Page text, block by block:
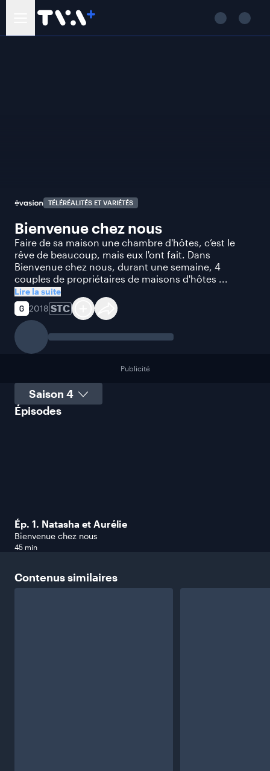
TÉLÉRÉALITÉS ET VARIÉTÉS
Bienvenue chez nous
Faire de sa maison une chambre d'hôtes, c’est le
rêve de beaucoup, mais eux l'ont fait. Dans
Bienvenue chez nous, durant une semaine, 4
couples de propriétaires de maisons d'hôtes ...
Lire la suite
2018 STC
Publicité
Sélectionner une saison
Épisodes
Ép. 1. Natasha et Aurélie
Bienvenue chez nous
45 min
Contenussimilaires